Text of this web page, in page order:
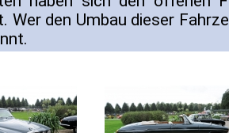
Wer den Umbau dieser